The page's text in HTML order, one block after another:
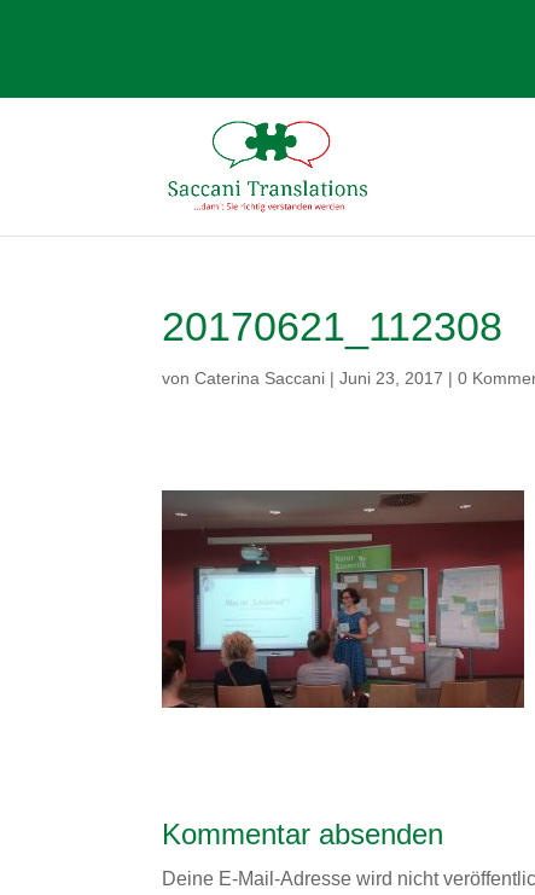
20170621_112308
vonCaterina Saccani |Juni 23, 2017 |0
Kommentar absenden
Deine E-Mail-Adresse wird nicht